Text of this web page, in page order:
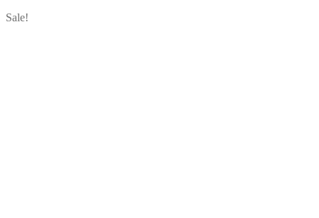
Sale!